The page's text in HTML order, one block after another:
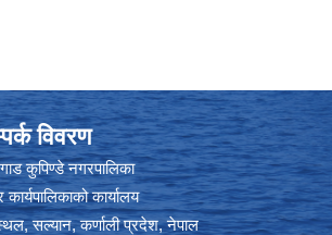
विवरण
कुपिण्डे नगरपालिका
कार्यालय
सल्यान, कर्णाली प्रदेश, नेपाल